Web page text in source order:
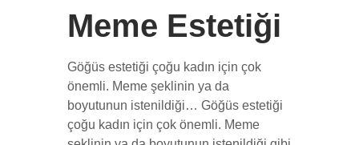
Meme Estetiği
Göğüs estetiği çoğu kadın için çok
önemli. Meme şeklinin ya da
boyutunun istenildiği… Göğüs estetiği
çoğu kadın için çok önemli. Meme